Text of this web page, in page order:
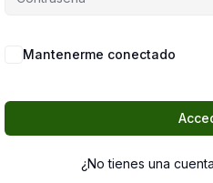
Mantenerme conectado
¿No tienes una